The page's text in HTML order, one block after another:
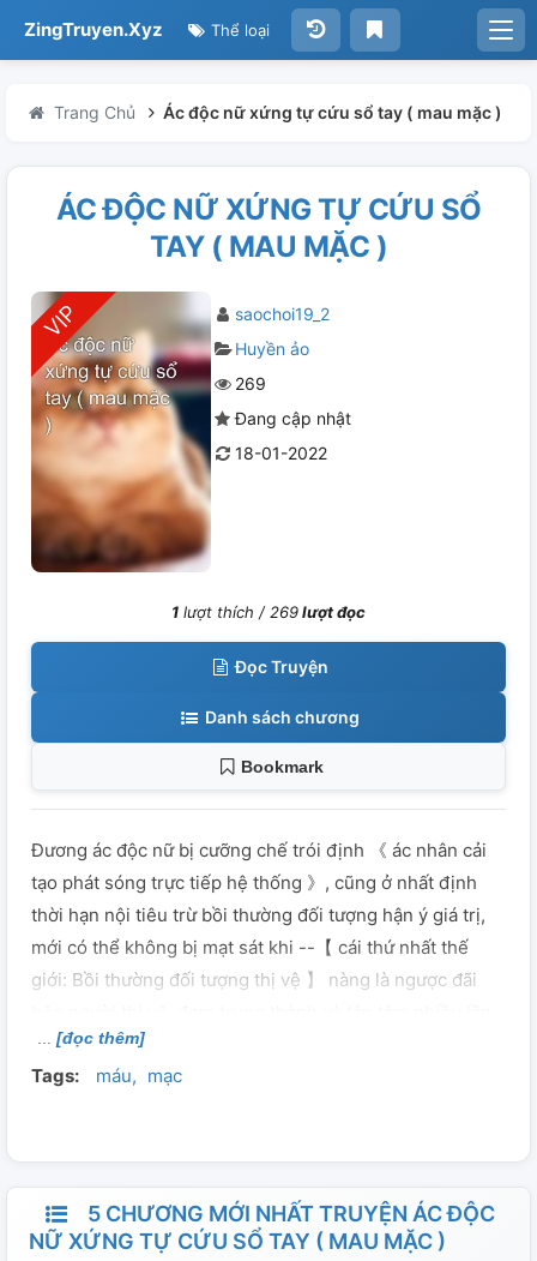
ZingTruyen.Xyz Thể loại
Trang Chủ Ác độc nữ xứng tự cứu sổ tay ( mau mặc )
ÁC ĐỘC NỮ XỨNG TỰ CỨU SỔ
TAY ( MAU MẶC )
saochoi19_2
Huyền ảo
269
Đang cập nhật
18-01-2022
1 lượt thích /269lượt đọc
Đọc Truyện
Danh sách chương
Bookmark
Đương ác độc nữ bị cưỡng chế trói định 《 ác nhân cải
tạo phát sóng trực tiếp hệ thống 》, cũng ở nhất định
thời hạn nội tiêu trừ bồi thường đối tượng hận ý giá trị,
mới có thể không bị mạt sát khi --【 cái thứ nhất thế
giới: Bồi thường đối tượng thị vệ 】 nàng là ngược đãi
hộ nàng với nguy nan thị vệ ném vào hổ lung tang bệnh
công chúa. Mà nàng bị trói định hệ thống tiết điểm -- thị
[đọc thêm]
Tags: máu mạc
5 CHƯƠNG MỚI NHẤT TRUYỆN ÁC ĐỘC
NỮ XỨNG TỰ CỨU SỔ TAY ( MAU MẶC )